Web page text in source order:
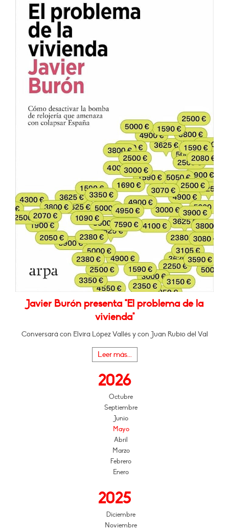
Javier Burón presenta "El problema de la
vivienda"
Conversará con Elvira López Vallés y con Juan Rubio del Val
Leer más...
2026
Octubre
Septiembre
Junio
Mayo
Abril
Marzo
Febrero
Enero
2025
Diciembre
Noviembre